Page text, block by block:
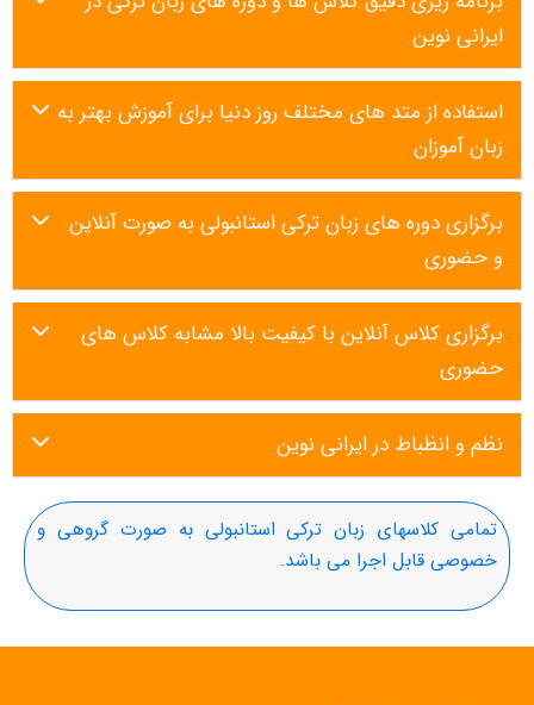
ایرانی نوین
استفاده از متد های مختلف روز دنیا برای آموزش بهتر به
زبان آموزان
برگزاری دوره های زبان ترکی استانبولی به صورت آنلاین
و حضوری
برگزاری کلاس آنلاین با کیفیت بالا مشابه کلاس های
حضوری
نظم و انظباط در ایرانی نوین
تمامی کلاسهای زبان ترکی استانبولی به صورت گروهی و
خصوصی قابل اجرا می باشد.